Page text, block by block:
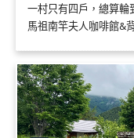
一村只有四戶，總算輪
馬祖南竿夫人咖啡館&